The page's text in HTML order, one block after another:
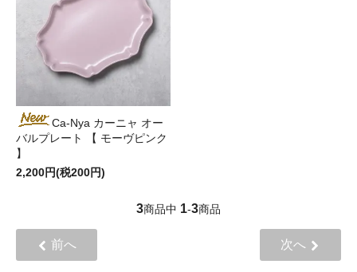
Ca-Nya カーニャ オー
バルプレート 【 モーヴピンク
】
2,200円(税200円)
3商品中 1-3商品
前へ 次へ